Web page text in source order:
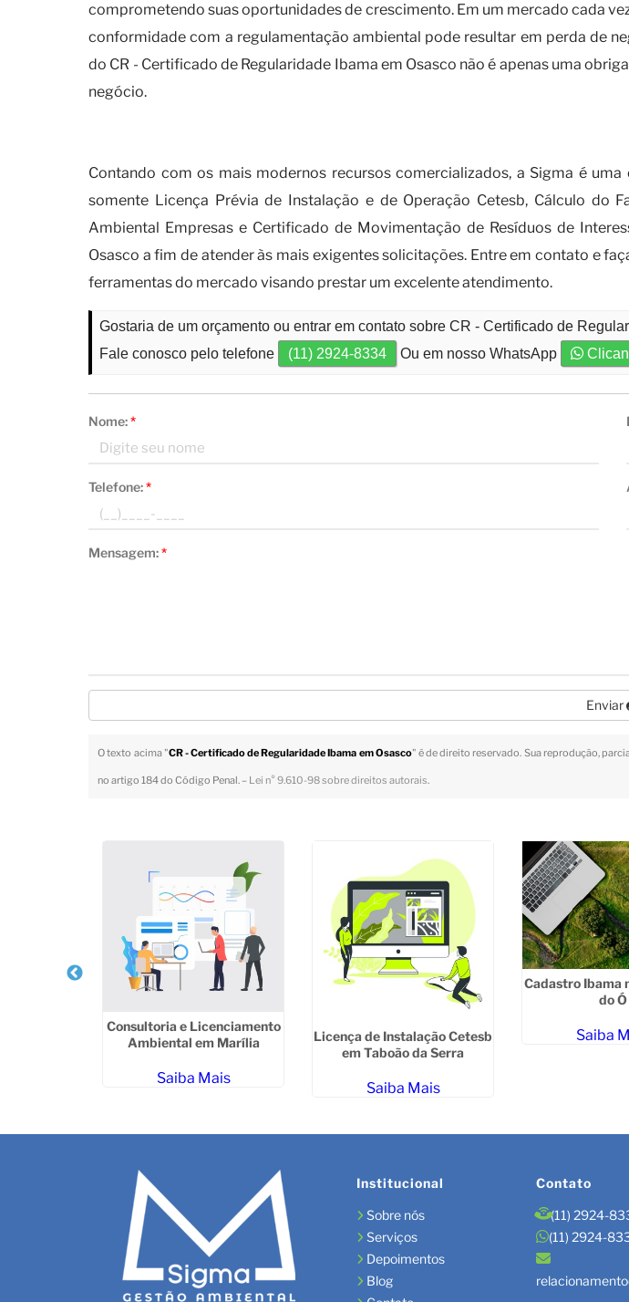
comprometendo suas oportunidades de crescimento. Em um mercado cada
conformidade com a regulamentação ambiental pode resultar em perda de
do CR - Certificado de Regularidade Ibama em Osasco não é apenas uma
negócio.
Contando com os mais modernos recursos comercializados, a Sigma é
somente Licença Prévia de Instalação e de Operação Cetesb, Cálculo do
Ambiental Empresas e Certificado de Movimentação de Resíduos de
Osasco a fim de atender às mais exigentes solicitações. Entre em contato e
ferramentas do mercado visando prestar um excelente atendimento.
Gostaria de um orçamento ou entrar em contato sobre CR - Certificado de
Fale conosco pelo telefone
(11) 2924-8334 Ou em nosso WhatsApp
Nome:*
Telefone:*
Mensagem:*
Enviar
O texto acima "CR - Certificado de Regularidade Ibama em Osasco" é de direito reservado. Sua reprodução,
no artigo 184 do Código Penal. – Lei n° 9.610-98 sobre direitos autorais.
Consultoria e Licenciamento
Ambiental em Marília
Saiba Mais
Licença de Instalação Cetesb
em Taboão da Serra
Saiba Mais
Cadastro Ibama
do Ó
Saiba
Institucional
Sobre nós
Serviços
Depoimentos
Blog
Contato
(11) 2924-
(11) 2924-